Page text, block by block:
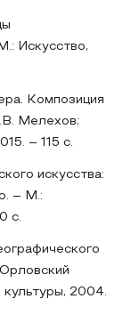
Искусство,
Композиция
Мелехов;
– 115 с.
искусства:
– М.:
с.
культуры, 2004.